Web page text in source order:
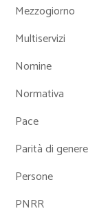
Mezzogiorno
Multiservizi
Nomine
Normativa
Pace
Parità di genere
Persone
PNRR